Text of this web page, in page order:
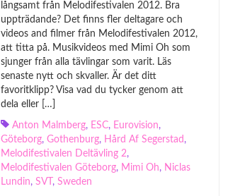
långsamt från Melodifestivalen 2012. Bra
uppträdande? Det finns fler deltagare och
videos and filmer från Melodifestivalen 2012,
att titta på. Musikvideos med Mimi Oh som
sjunger från alla tävlingar som varit. Läs
senaste nytt och skvaller. Är det ditt
favoritklipp? Visa vad du tycker genom att
dela eller […]
Anton Malmberg, ESC, Eurovision,
Göteborg, Gothenburg, Hård Af Segerstad ,
Melodifestivalen Deltävling 2,
Melodifestivalen Göteborg, Mimi Oh, Niclas
Lundin, SVT , Sweden